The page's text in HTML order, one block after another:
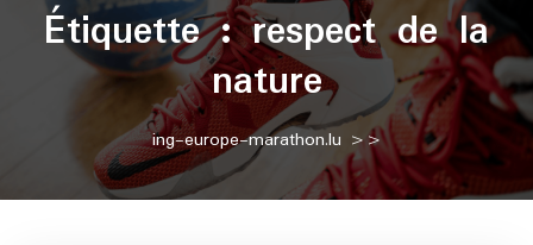
Étiquette :respect de la
nature
ing-europe-marathon.lu >>